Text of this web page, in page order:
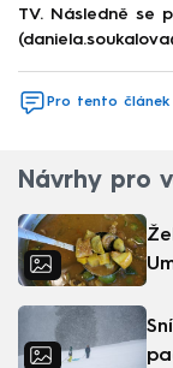
TV. Následně se
Pro tento
Návrhy pro